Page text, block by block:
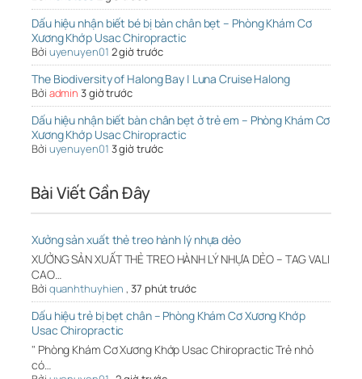
Dấu hiệu nhận biết bé bị bàn chân bẹt – Phòng Khám Cơ
Xương Khớp Usac Chiropractic
Bởi uyenuyen01 2 giờ trước
The Biodiversity of Halong Bay | Luna Cruise Halong
Bởi admin 3 giờ trước
Dấu hiệu nhận biết bàn chân bẹt ở trẻ em – Phòng Khám Cơ
Xương Khớp Usac Chiropractic
Bởi uyenuyen01 3 giờ trước
Bài Viết Gần Đây
Xưởng sản xuất thẻ treo hành lý nhựa dẻo
XƯỞNG SẢN XUẤT THẺ TREO HÀNH LÝ NHỰA DẺO – TAG VALI
CAO…
Bởi quanhthuyhien ,37 phút trước
Dấu hiệu trẻ bị bẹt chân – Phòng Khám Cơ Xương Khớp
Usac Chiropractic
" Phòng Khám Cơ Xương Khớp Usac Chiropractic Trẻ nhỏ
có…